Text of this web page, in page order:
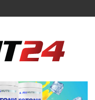
i K-1, UFC